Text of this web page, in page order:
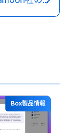
Box製品情報